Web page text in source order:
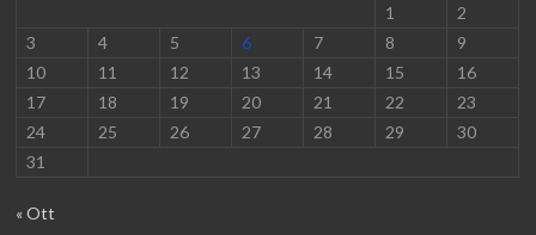
1
2
3
4 5 6 7 8
9
10
11 12 13 14 15
16
17
18 19 20 21 22
23
24
25 26 27 28 29
30
31
« Ott